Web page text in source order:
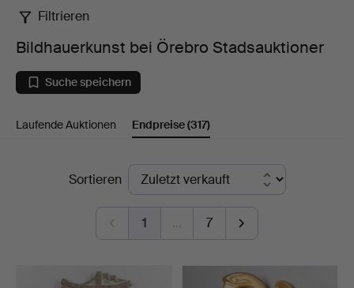
Bildhauerkunst
bei
Örebro
Stadsauktioner
Filtrieren
Bildhauerkunst bei Örebro Stadsauktioner
Suche speichern
Laufende Auktionen Endpreise(317)
EndpreiseSortieren
1 … 7